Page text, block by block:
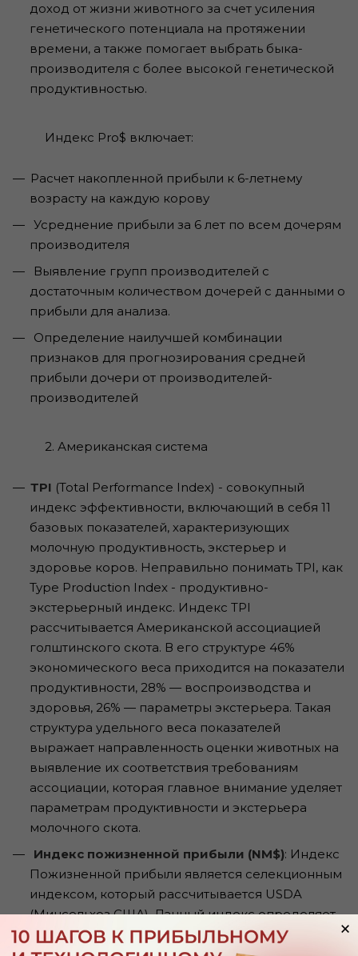
доход от жизни животного за счет усиления
генетического потенциала на протяжении
времени, а также помогает выбрать быка-
производителя с более высокой генетической
продуктивностью.
Индекс Pro$ включает:
Расчет накопленной прибыли к 6-летнему
возрасту на каждую корову
Усреднение прибыли за 6 лет по всем дочерям
производителя
Выявление групп производителей с
достаточным количеством дочерей с данными о
прибыли для анализа.
Определение наилучшей комбинации
признаков для прогнозирования средней
прибыли дочери от производителей-
производителей
2. Американская система
ТРI (Total Performance Index) - совокупный
индекс эффективности, включающий в себя 11
базовых показателей, характеризующих
молочную продуктивность, экстерьер и
здоровье коров. Неправильно понимать TPI, как
Туре Production Index - продуктивно-
экстерьерный индекс. Индекс TPI
рассчитывается Американской ассоциацией
голштинского скота. В его структуре 46%
экономического веса приходится на показатели
продуктивности, 28% — воспроизводства и
здоровья, 26% — параметры экстерьера. Такая
структура удельного веса показателей
выражает направленность оценки животных на
выявление их соответствия требованиям
ассоциации, которая главное внимание уделяет
параметрам продуктивности и экстерьера
молочного скота.
Индекс пожизненной прибыли (NM$): Индекс
Пожизненной прибыли является селекционным
индексом, который рассчитывается USDA
(Минсельхоз США). Данный индекс определяет
ожидаемую прибыль, которую корова принесет×